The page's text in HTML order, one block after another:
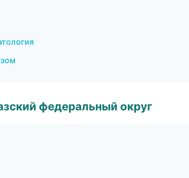
федеральный округ